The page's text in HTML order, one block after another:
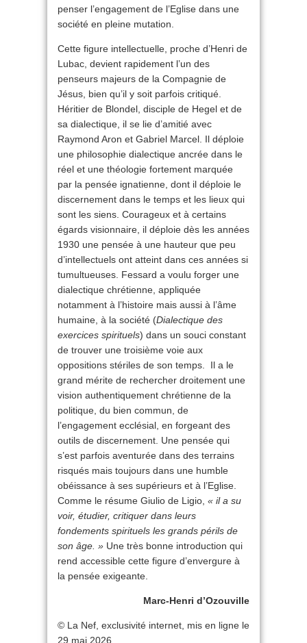
penser l’engagement de l’Eglise dans une
société en pleine mutation.
Cette figure intellectuelle, proche d’Henri de
Lubac, devient rapidement l’un des
penseurs majeurs de la Compagnie de
Jésus, bien qu’il y soit parfois critiqué.
Héritier de Blondel, disciple de Hegel et de
sa dialectique, il se lie d’amitié avec
Raymond Aron et Gabriel Marcel. Il déploie
une philosophie dialectique ancrée dans le
réel et une théologie fortement marquée
par la pensée ignatienne, dont il déploie le
discernement dans le temps et les lieux qui
sont les siens. Courageux et à certains
égards visionnaire, il déploie dès les années
1930 une pensée à une hauteur que peu
d’intellectuels ont atteint dans ces années si
tumultueuses. Fessard a voulu forger une
dialectique chrétienne, appliquée
notamment à l’histoire mais aussi à l’âme
humaine, à la société (Dialectique des
exercices spirituels) dans un souci constant
de trouver une troisième voie aux
oppositions stériles de son temps. Il a le
grand mérite de rechercher droitement une
vision authentiquement chrétienne de la
politique, du bien commun, de
l’engagement ecclésial, en forgeant des
outils de discernement. Une pensée qui
s’est parfois aventurée dans des terrains
risqués mais toujours dans une humble
obéissance à ses supérieurs et à l’Eglise.
Comme le résume Giulio de Ligio, « il a su
voir, étudier, critiquer dans leurs
fondements spirituels les grands périls de
son âge. » Une très bonne introduction qui
rend accessible cette figure d’envergure à
la pensée exigeante.
Marc-Henri d’Ozouville
© La Nef, exclusivité internet, mis en ligne le
29 mai 2026